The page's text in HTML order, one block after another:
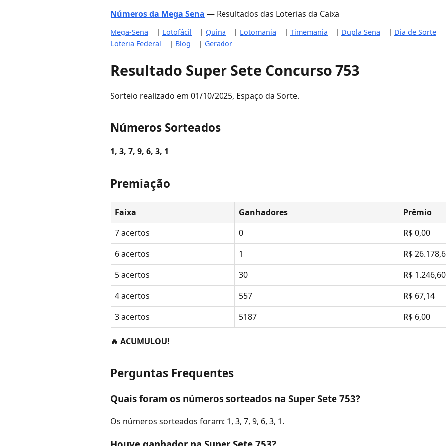
Números da Mega Sena — Resultados das Loterias da Caixa
Mega-Sena | Lotofácil | Quina | Lotomania | Timemania | Dupla Sena | Dia de Sorte
Loteria Federal
| Blog | Gerador
Resultado Super Sete Concurso 753
Sorteio realizado em 01/10/2025, Espaço da Sorte.
Números Sorteados
1, 3, 7, 9, 6, 3, 1
Premiação
Faixa Ganhadores
Prêmio
7 acertos
0
R$ 0,00
6 acertos
1
R$
5 acertos
30
R$ 1.246,60
4 acertos
557
R$ 67,14
3 acertos
5187 R$ 6,00
🔥 ACUMULOU!
Perguntas Frequentes
Quais foram os números sorteados na Super Sete 753?
Os números sorteados foram: 1, 3, 7, 9, 6, 3, 1.